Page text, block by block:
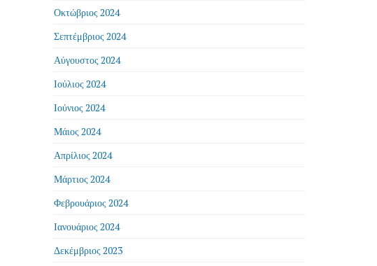
Οκτώβριος 2024
Σεπτέμβριος 2024
Αύγουστος 2024
Ιούλιος 2024
Ιούνιος 2024
Μάιος 2024
Απρίλιος 2024
Μάρτιος 2024
Φεβρουάριος 2024
Ιανουάριος 2024
Δεκέμβριος 2023